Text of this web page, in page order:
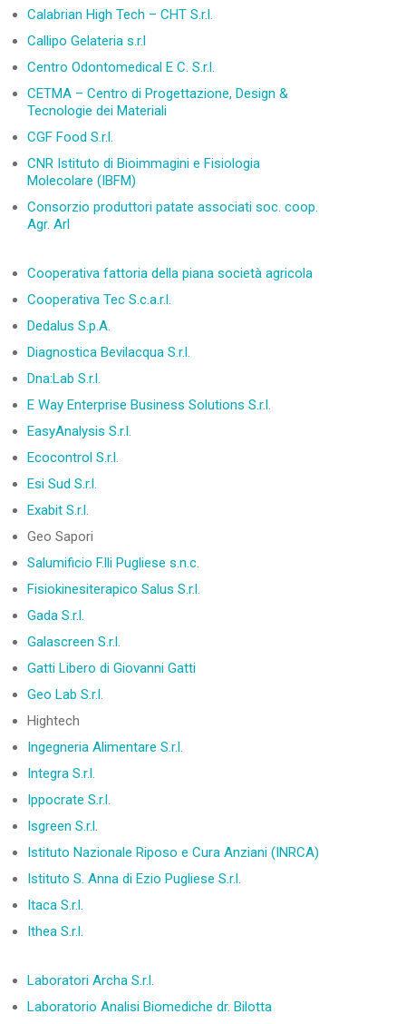
Calabrian High Tech – CHT S.r.l.
Callipo Gelateria s.r.l
Centro Odontomedical E C. S.r.l.
CETMA – Centro di Progettazione, Design &
Tecnologie dei Materiali
CGF Food S.r.l.
CNR Istituto di Bioimmagini e Fisiologia
Molecolare (IBFM)
Consorzio produttori patate associati soc. coop.
Agr. Arl
Cooperativa fattoria della piana società agricola
Cooperativa Tec S.c.a.r.l.
Dedalus S.p.A.
Diagnostica Bevilacqua S.r.l.
Dna:Lab S.r.l.
E Way Enterprise Business Solutions S.r.l.
EasyAnalysis S.r.l.
Ecocontrol S.r.l.
Esi Sud S.r.l.
Exabit S.r.l.
Geo Sapori
Salumificio F.lli Pugliese s.n.c.
Fisiokinesiterapico Salus S.r.l.
Gada S.r.l.
Galascreen S.r.l.
Gatti Libero di Giovanni Gatti
Geo Lab S.r.l.
Hightech
Ingegneria Alimentare S.r.l.
Integra S.r.l.
Ippocrate S.r.l.
Isgreen S.r.l.
Istituto Nazionale Riposo e Cura Anziani (INRCA)
Istituto S. Anna di Ezio Pugliese S.r.l.
Itaca S.r.l.
Ithea S.r.l.
Laboratori Archa S.r.l.
Laboratorio Analisi Biomediche dr. Bilotta